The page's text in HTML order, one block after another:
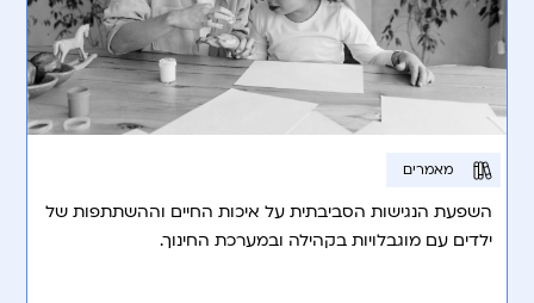
מאמרים
השפעת הנגישות הסביבתית על איכות החיים וההשתתפות של
ילדים עם מוגבלויות בקהילה ובמערכת החינוך.